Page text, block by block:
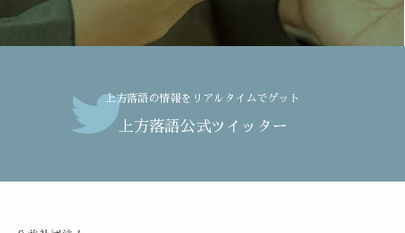
上方落語の情報をリアルタイムでゲット
上方落語公式ツイッター